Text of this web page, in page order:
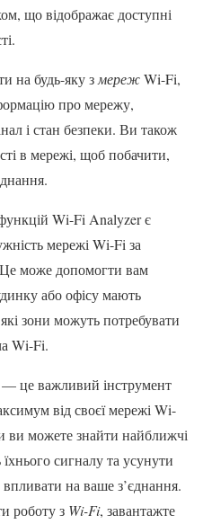
що відображає доступні
на будь-яку з мережWi-Fi,
про мережу,
і стан безпеки. Ви також
в мережі, щоб побачити,
Wi-Fi Analyzer є
мережі Wi-Fi за
Це може допомогти вам
або офісу мають
зони можуть потребувати
Wi-Fi.
це важливий інструмент
від своєї мережі Wi-
ви можете знайти найближчі
сигналу та усунути
на ваше з’єднання.
роботу з Wi-Fi, завантажте